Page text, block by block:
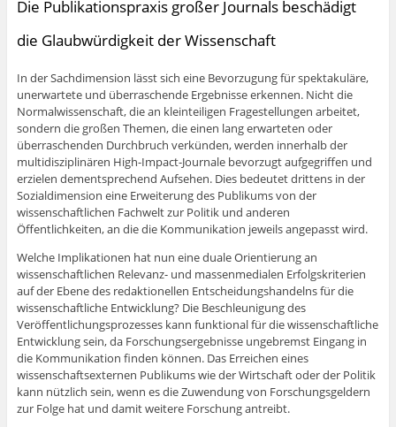
Die Publikationspraxis großer Journals beschädigt
die Glaubwürdigkeit der Wissenschaft
In der Sachdimension lässt sich eine Bevorzugung für spektakuläre,
unerwartete und überraschende Ergebnisse erkennen. Nicht die
Normalwissenschaft, die an kleinteiligen Fragestellungen arbeitet,
sondern die großen Themen, die einen lang erwarteten oder
überraschenden Durchbruch verkünden, werden innerhalb der
multidisziplinären High-Impact-Journale bevorzugt aufgegriffen und
erzielen dementsprechend Aufsehen. Dies bedeutet drittens in der
Sozialdimension eine Erweiterung des Publikums von der
wissenschaftlichen Fachwelt zur Politik und anderen
Öffentlichkeiten, an die die Kommunikation jeweils angepasst wird.
Welche Implikationen hat nun eine duale Orientierung an
wissenschaftlichen Relevanz- und massenmedialen Erfolgskriterien
auf der Ebene des redaktionellen Entscheidungshandelns für die
wissenschaftliche Entwicklung? Die Beschleunigung des
Veröffentlichungsprozesses kann funktional für die wissenschaftliche
Entwicklung sein, da Forschungsergebnisse ungebremst Eingang in
die Kommunikation finden können. Das Erreichen eines
wissenschaftsexternen Publikums wie der Wirtschaft oder der Politik
kann nützlich sein, wenn es die Zuwendung von Forschungsgeldern
zur Folge hat und damit weitere Forschung antreibt.